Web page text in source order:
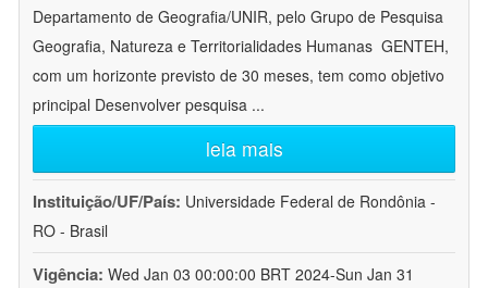
Departamento de Geografia/UNIR, pelo Grupo de Pesquisa
Geografia, Natureza e Territorialidades Humanas  GENTEH,
com um horizonte previsto de 30 meses, tem como objetivo
principal Desenvolver pesquisa ...
leia mais
Instituição/UF/País: Universidade Federal de Rondônia -
RO - Brasil
Vigência: Wed Jan 03 00:00:00 BRT 2024-Sun Jan 31